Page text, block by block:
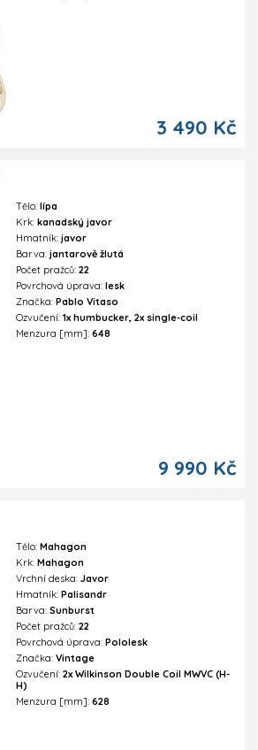
3 490 Kč
Tělo:lípa
Krk:kanadský javor
Hmatník:javor
Barva:jantarově žlutá
Počet pražců:22
Povrchová úprava:lesk
Značka:Pablo Vitaso
Ozvučení:1x humbucker, 2x single-coil
Menzura [mm]:648
9 990 Kč
Tělo:Mahagon
Krk:Mahagon
Vrchní deska:Javor
Hmatník:Palisandr
Barva:Sunburst
Počet pražců:22
Povrchová úprava:Pololesk
Značka:Vintage
Ozvučení:2x Wilkinson Double Coil MWVC (H-
H)
Menzura [mm]:628